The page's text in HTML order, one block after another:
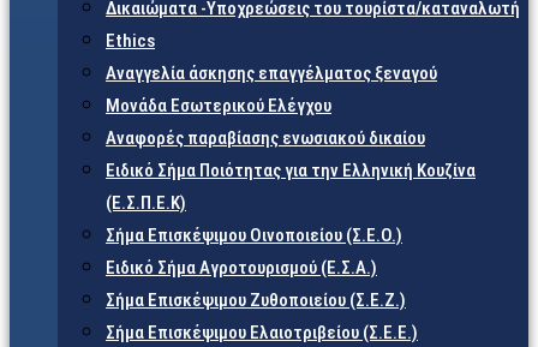
Δικαιώματα -Υποχρεώσεις του τουρίστα/καταναλωτή
Ethics
Αναγγελία άσκησης επαγγέλματος ξεναγού
Μονάδα Εσωτερικού Ελέγχου
Αναφορές παραβίασης ενωσιακού δικαίου
Ειδικό Σήμα Ποιότητας για την Ελληνική Κουζίνα
(Ε.Σ.Π.Ε.Κ)
Σήμα Επισκέψιμου Οινοποιείου (Σ.Ε.Ο.)
Ειδικό Σήμα Αγροτουρισμού (Ε.Σ.Α.)
Σήμα Επισκέψιμου Ζυθοποιείου (Σ.Ε.Ζ.)
Σήμα Επισκέψιμου Ελαιοτριβείου (Σ.Ε.Ε.)